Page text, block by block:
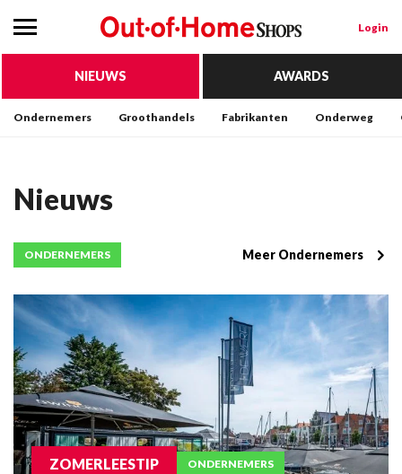
Login
NIEUWS AWARDS
Ondernemers Groothandels Fabrikanten Onderweg
Nieuws
ONDERNEMERS Meer Ondernemers
ZOMERLEESTIP ONDERNEMERS